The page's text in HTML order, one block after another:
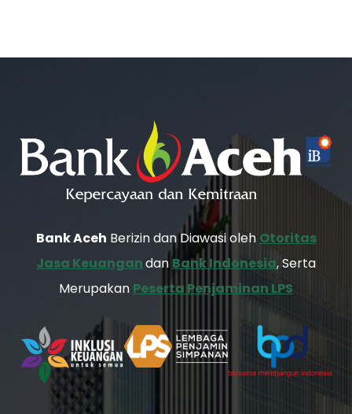
Bank Aceh Berizin dan Diawasi oleh Otoritas
Jasa Keuangandan Bank Indonesia, Serta
Merupakan Peserta Penjaminan LPS